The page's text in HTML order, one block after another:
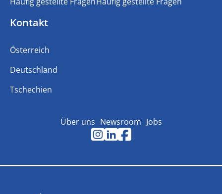
Kontakt
Österreich
Deutschland
Tschechien
Über uns Newsroom Jobs